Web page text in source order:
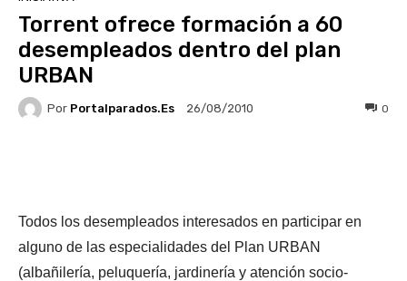
Torrent ofrece formación a 60
desempleados dentro del plan
URBAN
Por Portalparados.es 26/08/2010 0
Todos los desempleados interesados en participar en
alguno de las especialidades del Plan URBAN
(albañilería, peluquería, jardinería y atención socio-